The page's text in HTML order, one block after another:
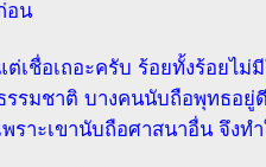
อน
ต่เชื่อเถอะครับ ร้อยทั้งร้อยไ
รรมชาติ บางคนนับถือพุทธอยู่
พราะเขานับถือศาสนาอื่น จึง